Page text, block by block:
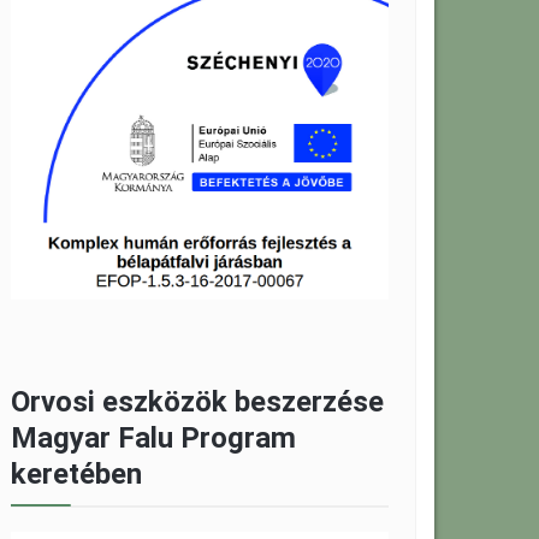
Orvosi eszközök beszerzése
Magyar Falu Program
keretében